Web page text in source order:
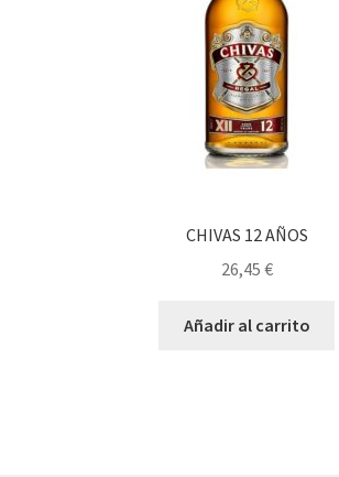
CHIVAS 12 AÑOS
26,45 €
Añadir al carrito